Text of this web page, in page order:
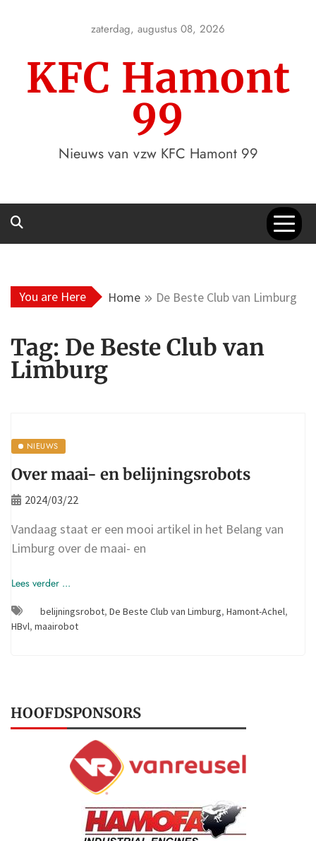
zaterdag, augustus 08, 2026
KFC Hamont
99
Nieuws van vzw KFC Hamont 99
You are Here Home De Beste Club van Limburg
Tag: De Beste Club van
Limburg
NIEUWS
Over maai- en belijningsrobots
2024/03/22
Vandaag staat er een mooi artikel in het Belang van
Limburg over de maai- en
Lees verder ...
belijningsrobot, De Beste Club van Limburg, Hamont-Achel,
HBvl, maairobot
HOOFDSPONSORS